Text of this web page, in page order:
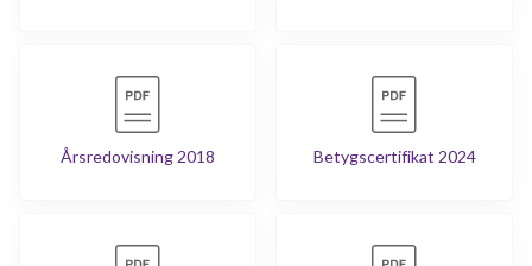
Årsredovisning 2018 Betygscertifikat 2024